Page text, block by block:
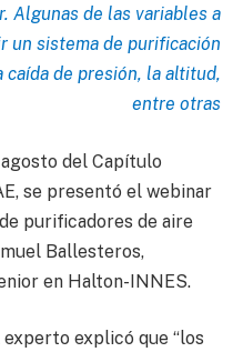
Algunas de las variables a
un sistema de purificación
caída de presión, la altitud,
entre otras
del Capítulo
se presentó el webinar
purificadores de aire
Ballesteros,
en Halton-INNES.
explicó que “los